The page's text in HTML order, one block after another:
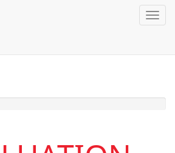
de ce questionnaire.